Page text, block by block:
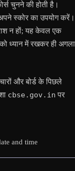
चुनने की होती है।
स्कोर का उपयोग करें।
न हों; यह केवल एक
ध्यान में रखकर ही अगला
और बोर्ड के पिछले
cbse.gov.in पर
and time